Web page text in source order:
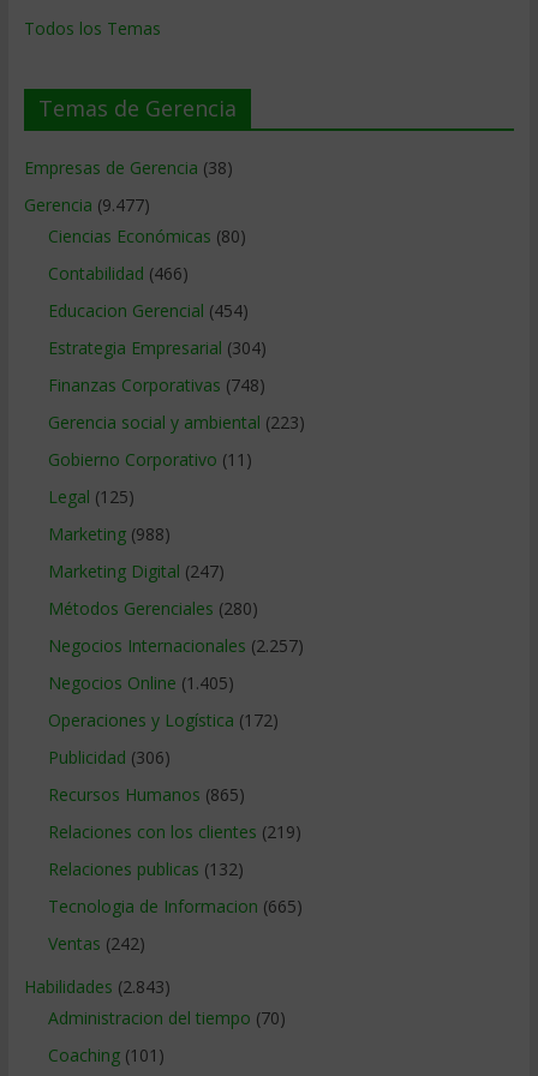
Todos los Temas
Temas de Gerencia
Empresas de Gerencia (38)
Gerencia (9.477)
Ciencias Económicas (80)
Contabilidad (466)
Educacion Gerencial (454)
Estrategia Empresarial (304)
Finanzas Corporativas (748)
Gerencia social y ambiental (223)
Gobierno Corporativo (11)
Legal (125)
Marketing(988)
Marketing Digital (247)
Métodos Gerenciales (280)
Negocios Internacionales (2.257)
Negocios Online (1.405)
Operaciones y Logística (172)
Publicidad (306)
Recursos Humanos (865)
Relaciones con los clientes (219)
Relaciones publicas (132)
Tecnologia de Informacion (665)
Ventas (242)
Habilidades (2.843)
Administracion del tiempo (70)
Coaching(101)